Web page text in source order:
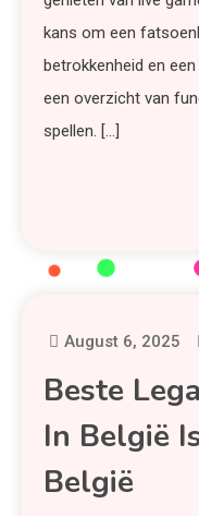
kans om een
betrokkenheid en
een overzicht van
spellen. […]
August 6, 2025
Beste
In België
België